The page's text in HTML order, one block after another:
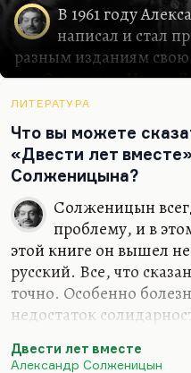
В 1961 году
написал и стал
разным изданиям
― «Один день Ивана
называлась «Щ-854»,
изменили название. Я
рассказывать
входит в школьную
пор входит. Он
Расскажу, пожалуй, о
ком я сейчас говорю.
молодости был открыт
популярного, самого
той эпохи, открыт
дебюта и сразу
вообще ― технарь.…
ЛИТЕРАТУРА
Что вы можете
«Двести лет
Солженицына?
Солженицын
проблему, и в
этой книге он вышел
русский. Все, что
точно. Особенно
недостаток
Двести лет вместе
Александр Солженицын